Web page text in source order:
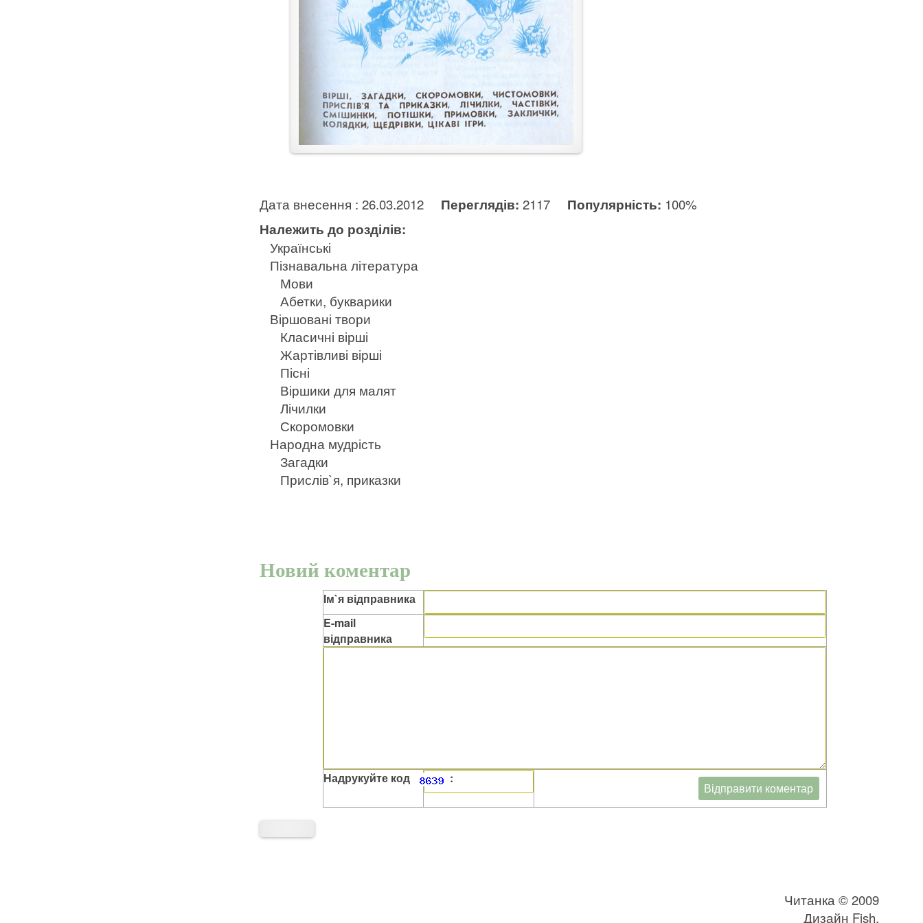
Дата внесення : 26.03.2012 Переглядів: 2117 Популярність: 100%
Належить до розділів:
Українські
Пізнавальна література
Мови
Абетки, букварики
Віршовані твори
Класичні вірші
Жартівливі вірші
Пісні
Віршики для малят
Лічилки
Скоромовки
Народна мудрість
Загадки
Прислів`я, приказки
Новий коментар
Ім`я відправника
E-mail
відправника
Надрукуйте код :
Читанка © 2009
Дизайн Fish,